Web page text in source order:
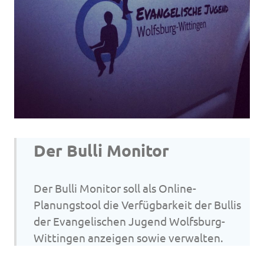
Der Bulli Monitor
Der Bulli Monitor soll als Online-
Planungstool die Verfügbarkeit der Bullis
der Evangelischen Jugend Wolfsburg-
Wittingen anzeigen sowie verwalten.